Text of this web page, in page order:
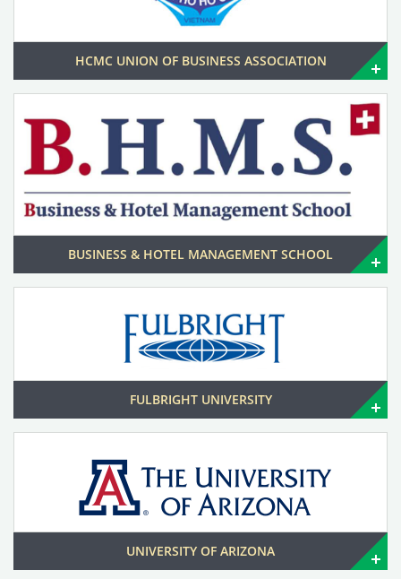
HCMC UNION OF BUSINESS ASSOCIATION
BUSINESS & HOTEL MANAGEMENT SCHOOL
FULBRIGHT UNIVERSITY
UNIVERSITY OF ARIZONA